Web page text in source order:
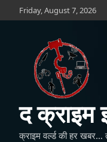
to
Friday, August 7, 2026
द क्राइम
क्राइम वर्ल्ड की हर